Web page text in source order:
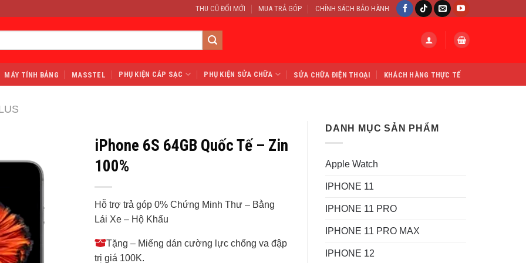
THU CŨ ĐỔI MỚI MUA TRẢ GÓP CHÍNH SÁCH BẢO HÀNH
MÁY TÍNH BẢNG MASSTEL PHỤ KIỆN CÁP SẠC PHỤ KIỆN SỬA CHỮA SỬA CHỮA ĐIỆN THOẠI KHÁCH HÀNG THỰC TẾ
DANH MỤC SẢN PHẨM
Apple Watch
IPHONE 11
IPHONE 11 PRO
IPHONE 11 PRO MAX
IPHONE 12
iPhone 6S 64GB Quốc Tế – Zin
100%
Hỗ trợ trả góp 0% Chứng Minh Thư – Bằng
Lái Xe – Hộ Khẩu
Tặng – Miếng dán cường lực chống va đập
trị giá 100K.